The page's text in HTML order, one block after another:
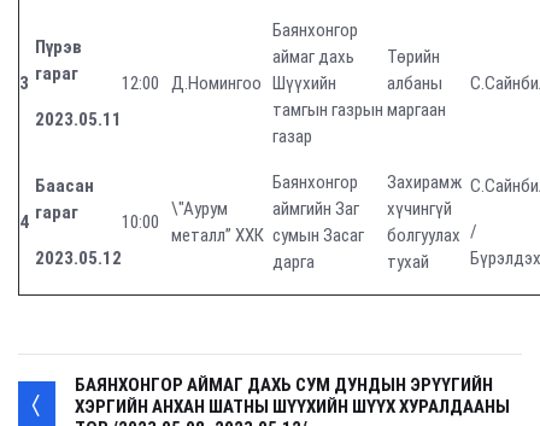
3
Пүрэв
гараг
2023.05.11
12:00 Д.Номингоо
Баянхонгор
аймаг дахь
Шүүхийн
тамгын газрын
газар
Төрийн
албаны
маргаан
4
Баасан
гараг
2023.05.12
10:00
\"Аурум
металл” ХХК
Баянхонгор
аймгийн Заг
сумын Засаг
дарга
Захирамж
хүчингүй
болгуулах
тухай
/
БАЯНХОНГОР АЙМАГ ДАХЬ СУМ ДУНДЫН ЭРҮҮГИЙН
ХЭРГИЙН АНХАН ШАТНЫ ШҮҮХИЙН ШҮҮХ ХУРАЛДААНЫ